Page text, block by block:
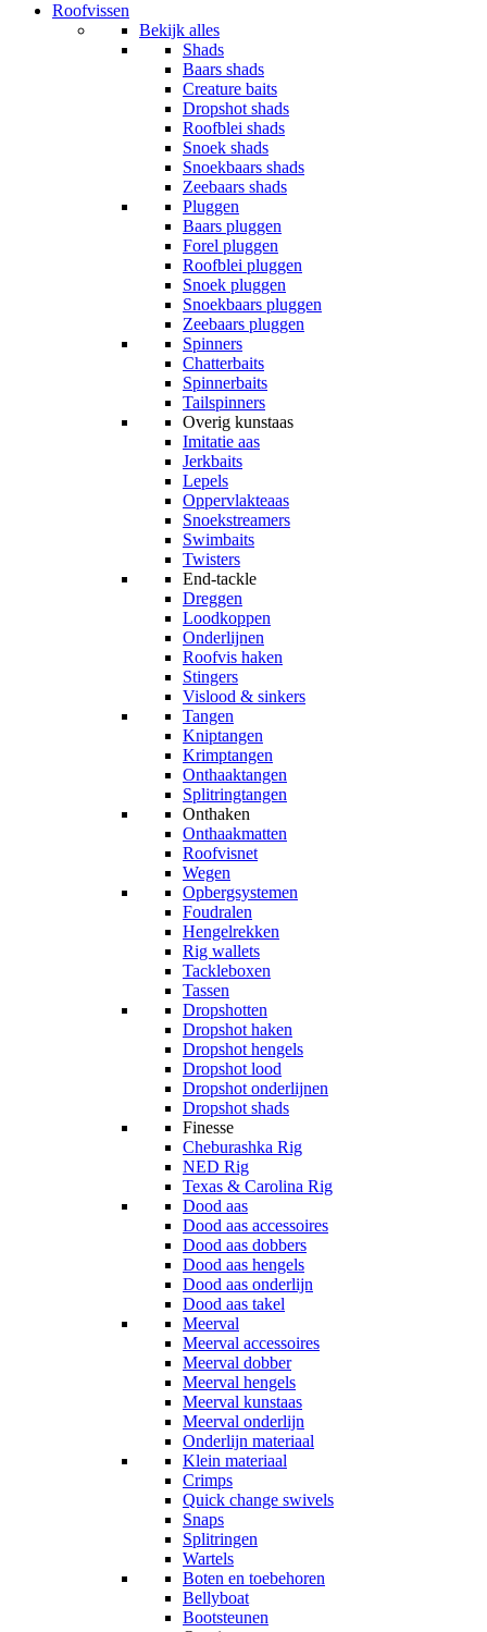
Roofvissen
Bekijk alles
Shads
Baars shads
Creature baits
Dropshot shads
Roofblei shads
Snoek shads
Snoekbaars shads
Zeebaars shads
Pluggen
Baars pluggen
Forel pluggen
Roofblei pluggen
Snoek pluggen
Snoekbaars pluggen
Zeebaars pluggen
Spinners
Chatterbaits
Spinnerbaits
Tailspinners
Overig kunstaas
Imitatie aas
Jerkbaits
Lepels
Oppervlakteaas
Snoekstreamers
Swimbaits
Twisters
End-tackle
Dreggen
Loodkoppen
Onderlijnen
Roofvis haken
Stingers
Vislood & sinkers
Tangen
Kniptangen
Krimptangen
Onthaaktangen
Splitringtangen
Onthaken
Onthaakmatten
Roofvisnet
Wegen
Opbergsystemen
Foudralen
Hengelrekken
Rig wallets
Tackleboxen
Tassen
Dropshotten
Dropshot haken
Dropshot hengels
Dropshot lood
Dropshot onderlijnen
Dropshot shads
Finesse
Cheburashka Rig
NED Rig
Texas & Carolina Rig
Dood aas
Dood aas accessoires
Dood aas dobbers
Dood aas hengels
Dood aas onderlijn
Dood aas takel
Meerval
Meerval accessoires
Meerval dobber
Meerval hengels
Meerval kunstaas
Meerval onderlijn
Onderlijn materiaal
Klein materiaal
Crimps
Quick change swivels
Snaps
Splitringen
Wartels
Boten en toebehoren
Bellyboat
Bootsteunen